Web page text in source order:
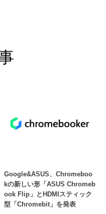
Google&ASUS、Chromeboo
kの新しい形「ASUS Chromeb
ook Flip」とHDMIスティック
型「Chromebit」を発表